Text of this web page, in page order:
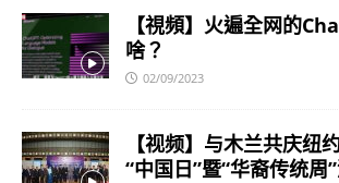
【視頻】火遍全网的
啥？
02/09/2023
【视频】与木兰共庆纽
“中国日”暨“华裔传统周